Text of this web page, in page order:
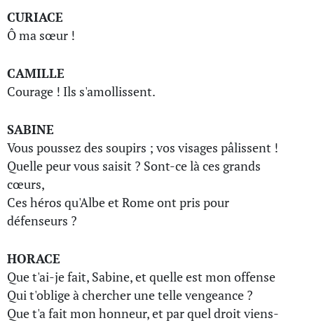
CURIACE
Ô ma sœur !
CAMILLE
Courage ! Ils s'amollissent.
SABINE
Vous poussez des soupirs ; vos visages pâlissent !
Quelle peur vous saisit ? Sont-ce là ces grands
cœurs,
Ces héros qu'Albe et Rome ont pris pour
défenseurs ?
HORACE
Que t'ai-je fait, Sabine, et quelle est mon offense
Qui t'oblige à chercher une telle vengeance ?
Que t'a fait mon honneur, et par quel droit viens-